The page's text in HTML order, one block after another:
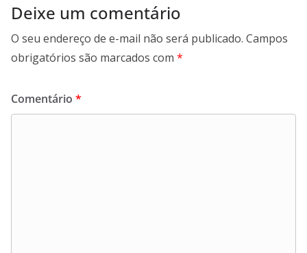
Deixe um comentário
O seu endereço de e-mail não será publicado. Campos
obrigatórios são marcados com *
Comentário *